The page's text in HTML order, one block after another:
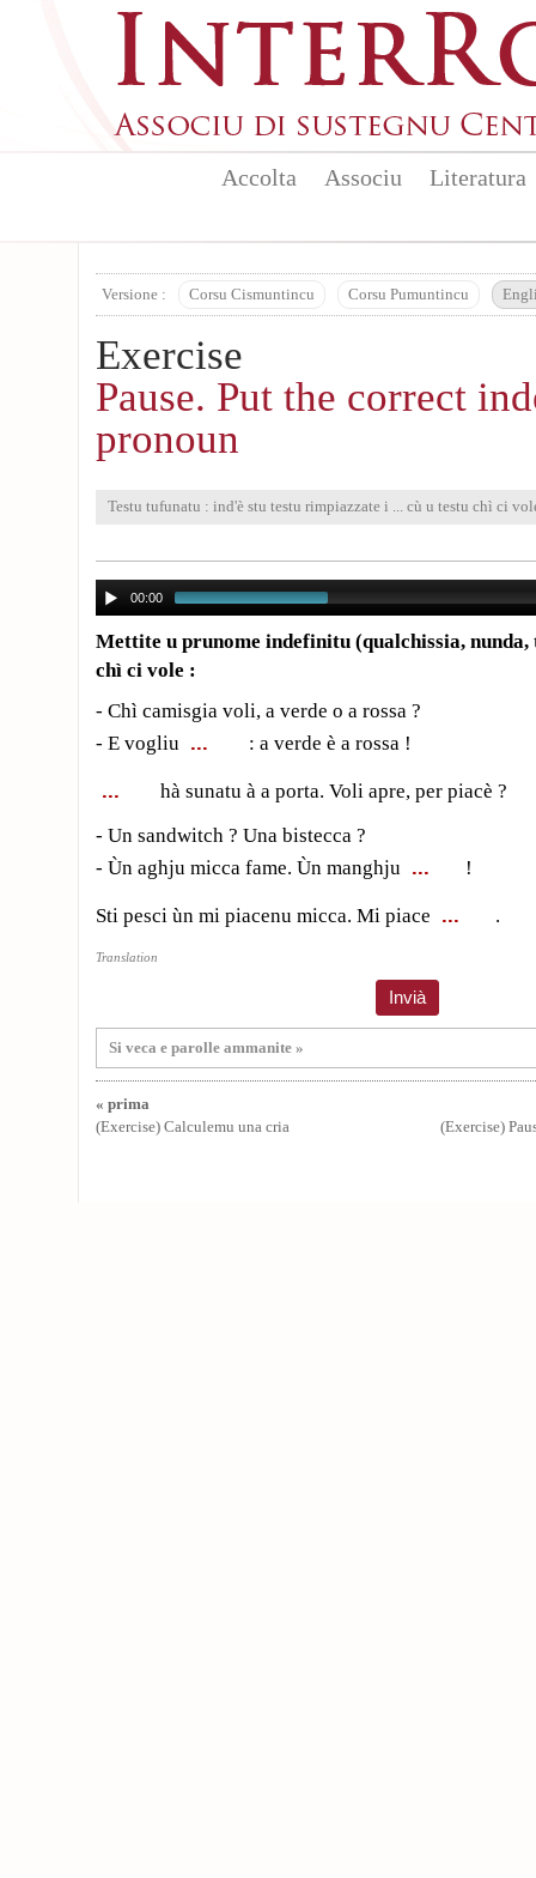
Accolta Associu Literatura
Versione : Corsu Cismuntincu Corsu Pumuntincu
Exercise
Pause. Put the correct
pronoun
Testu tufunatu : ind'è stu testu rimpiazzate i ... cù u testu chì ci
00:00
Mettite u prunome indefinitu (qualchissia,
chì ci vole :
- Chì camisgia voli, a verde o a rossa ?
- E vogliu
: a verde è a rossa !
hà sunatu à a porta. Voli apre, per piacè ?
- Un sandwitch ? Una bistecca ?
- Ùn aghju micca fame. Ùn manghju
!
Sti pesci ùn mi piacenu micca. Mi piace .
Translation
Si veca e parolle ammanite »
« prima
(Exercise) Calculemu una cria
(Exercise)